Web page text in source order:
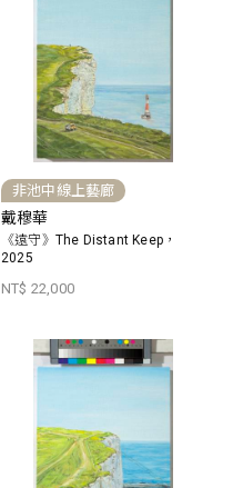
非池中線上藝廊
戴穆華
《遠守》The Distant Keep，
2025
NT$ 22,000